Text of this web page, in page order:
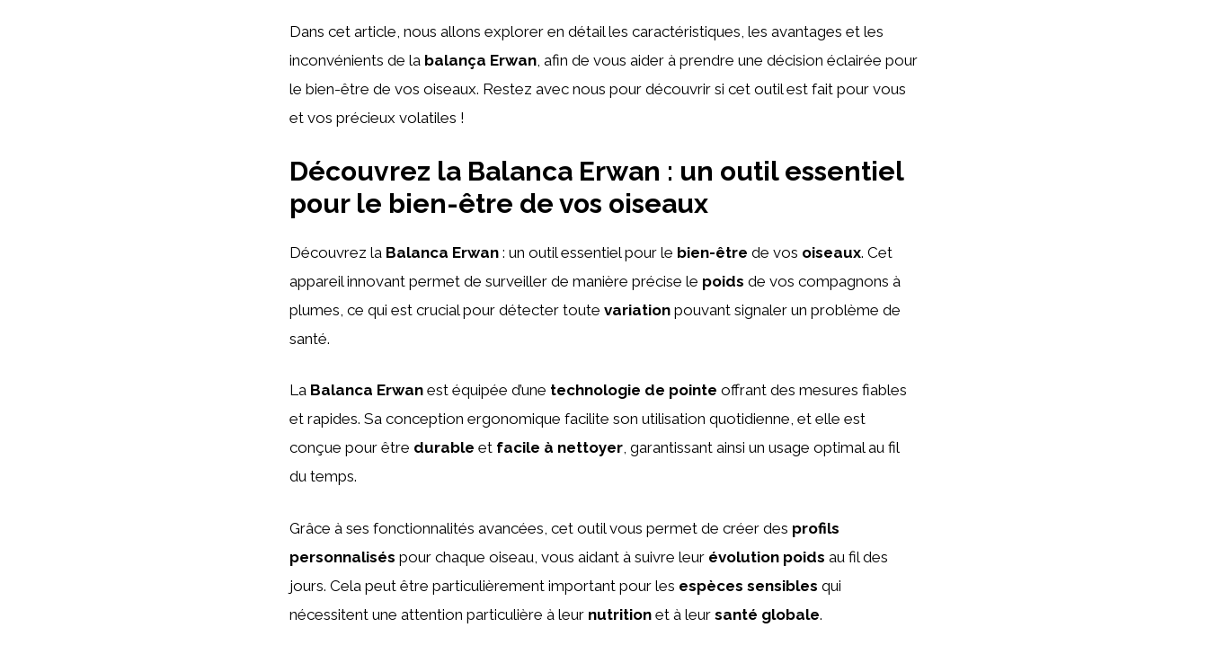
Dans cet article, nous allons explorer en détail les caractéristiques, les avantages et les
inconvénients de la balança Erwan, afin de vous aider à prendre une décision éclairée pour
le bien-être de vos oiseaux. Restez avec nous pour découvrir si cet outil est fait pour vous
et vos précieux volatiles !
Découvrez la Balanca Erwan : un outil essentiel
pour le bien-être de vos oiseaux
Découvrez la Balanca Erwan : un outil essentiel pour le bien-être de vos oiseaux. Cet
appareil innovant permet de surveiller de manière précise le poids de vos compagnons à
plumes, ce qui est crucial pour détecter toute variation pouvant signaler un problème de
santé.
La Balanca Erwan est équipée d’une technologie de pointe offrant des mesures fiables
et rapides. Sa conception ergonomique facilite son utilisation quotidienne, et elle est
conçue pour être durable et facile à nettoyer, garantissant ainsi un usage optimal au fil
du temps.
Grâce à ses fonctionnalités avancées, cet outil vous permet de créer des profils
personnalisés pour chaque oiseau, vous aidant à suivre leur évolution poids au fil des
jours. Cela peut être particulièrement important pour les espèces sensibles qui
nécessitent une attention particulière à leur nutrition et à leur santé globale.